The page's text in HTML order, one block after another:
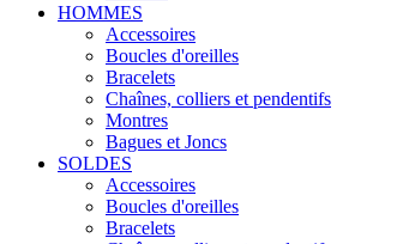
HOMMES
Accessoires
Boucles d'oreilles
Bracelets
Chaînes, colliers et pendentifs
Montres
Bagues et Joncs
SOLDES
Accessoires
Boucles d'oreilles
Bracelets